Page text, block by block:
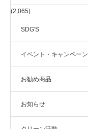
(2,065)
SDG'S
イベント・キャンペーン
お勧め商品
お知らせ